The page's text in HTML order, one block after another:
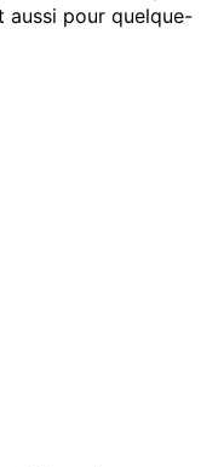
aussi pour quelque-